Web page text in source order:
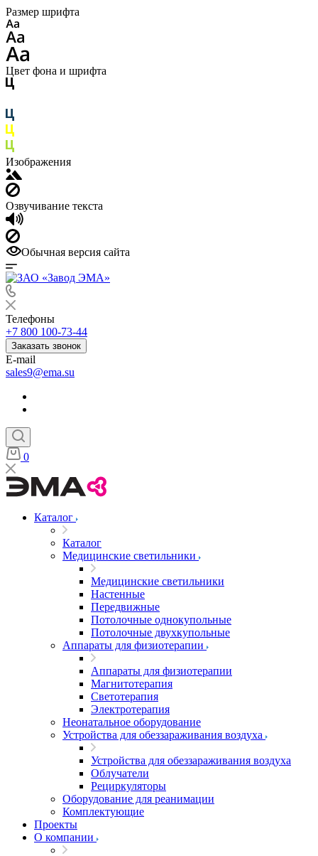
Размер шрифта
Цвет фона и шрифта
Изображения
Озвучивание текста
Обычная версия сайта
Телефоны
+7 800 100-73-44
Заказать звонок
E-mail
sales9@ema.su
0
Каталог
Каталог
Медицинские светильники
Медицинские светильники
Настенные
Передвижные
Потолочные однокупольные
Потолочные двухкупольные
Аппараты для физиотерапии
Аппараты для физиотерапии
Магнитотерапия
Светотерапия
Электротерапия
Неонатальное оборудование
Устройства для обеззараживания воздуха
Устройства для обеззараживания воздуха
Облучатели
Рециркуляторы
Оборудование для реанимации
Комплектующие
Проекты
О компании